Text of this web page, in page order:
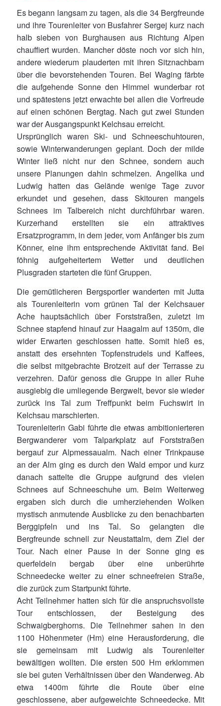
Es begann langsam zu tagen, als die 34 Bergfreunde
und ihre Tourenleiter von Busfahrer Sergej kurz nach
halb sieben von Burghausen aus Richtung Alpen
chauffiert wurden. Mancher döste noch vor sich hin,
andere wiederum plauderten mit ihren Sitznachbarn
über die bevorstehenden Touren. Bei Waging färbte
die aufgehende Sonne den Himmel wunderbar rot
und spätestens jetzt erwachte bei allen die Vorfreude
auf einen schönen Bergtag. Nach gut zwei Stunden
war der Ausgangspunkt Kelchsau erreicht.
Ursprünglich waren Ski- und Schneeschuhtouren,
sowie Winterwanderungen geplant. Doch der milde
Winter ließ nicht nur den Schnee, sondern auch
unsere Planungen dahin schmelzen. Angelika und
Ludwig hatten das Gelände wenige Tage zuvor
erkundet und gesehen, dass Skitouren mangels
Schnees im Talbereich nicht durchführbar waren.
Kurzerhand erstellten sie ein attraktives
Ersatzprogramm, in dem jeder, vom Anfänger bis zum
Könner, eine ihm entsprechende Aktivität fand. Bei
föhnig aufgeheitertem Wetter und deutlichen
Plusgraden starteten die fünf Gruppen.
Die gemütlicheren Bergsportler wanderten mit Jutta
als Tourenleiterin vom grünen Tal der Kelchsauer
Ache hauptsächlich über Forststraßen, zuletzt im
Schnee stapfend hinauf zur Haagalm auf 1350m, die
wider Erwarten geschlossen hatte. Somit hieß es,
anstatt des ersehnten Topfenstrudels und Kaffees,
die selbst mitgebrachte Brotzeit auf der Terrasse zu
verzehren. Dafür genoss die Gruppe in aller Ruhe
ausgiebig die umliegende Bergwelt, bevor sie wieder
zurück ins Tal zum Treffpunkt beim Fuchswirt in
Kelchsau marschierten.
Tourenleiterin Gabi führte die etwas ambitionierteren
Bergwanderer vom Talparkplatz auf Forststraßen
bergauf zur Alpmessaualm. Nach einer Trinkpause
an der Alm ging es durch den Wald empor und kurz
danach sattelte die Gruppe aufgrund des vielen
Schnees auf Schneeschuhe um. Beim Weiterweg
ergaben sich durch die umherziehenden Wolken
mystisch anmutende Ausblicke zu den benachbarten
Berggipfeln und ins Tal. So gelangten die
Bergfreunde schnell zur Neustattalm, dem Ziel der
Tour. Nach einer Pause in der Sonne ging es
querfeldein bergab über eine unberührte
Schneedecke weiter zu einer schneefreien Straße,
die zurück zum Startpunkt führte.
Acht Teilnehmer hatten sich für die anspruchsvollste
Tour entschlossen, der Besteigung des
Schwaigberghorns. Die Teilnehmer sahen in den
1100 Höhenmeter (Hm) eine Herausforderung, die
sie gemeinsam mit Ludwig als Tourenleiter
bewältigen wollten. Die ersten 500 Hm erklommen
sie bei guten Verhältnissen über den Wanderweg. Ab
etwa 1400m führte die Route über eine
geschlossene, aber aufgeweichte Schneedecke. Mit